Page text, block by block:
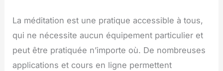
La méditation est une pratique accessible à tous,
qui ne nécessite aucun équipement particulier et
peut être pratiquée n’importe où. De nombreuses
applications et cours en ligne permettent